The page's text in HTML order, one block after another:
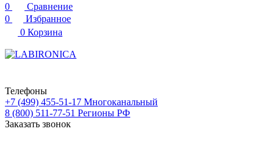
0
Сравнение
0
Избранное
0 Корзина
Телефоны
+7 (499) 455-51-17 Многоканальный
8 (800) 511-77-51 Регионы РФ
Заказать звонок